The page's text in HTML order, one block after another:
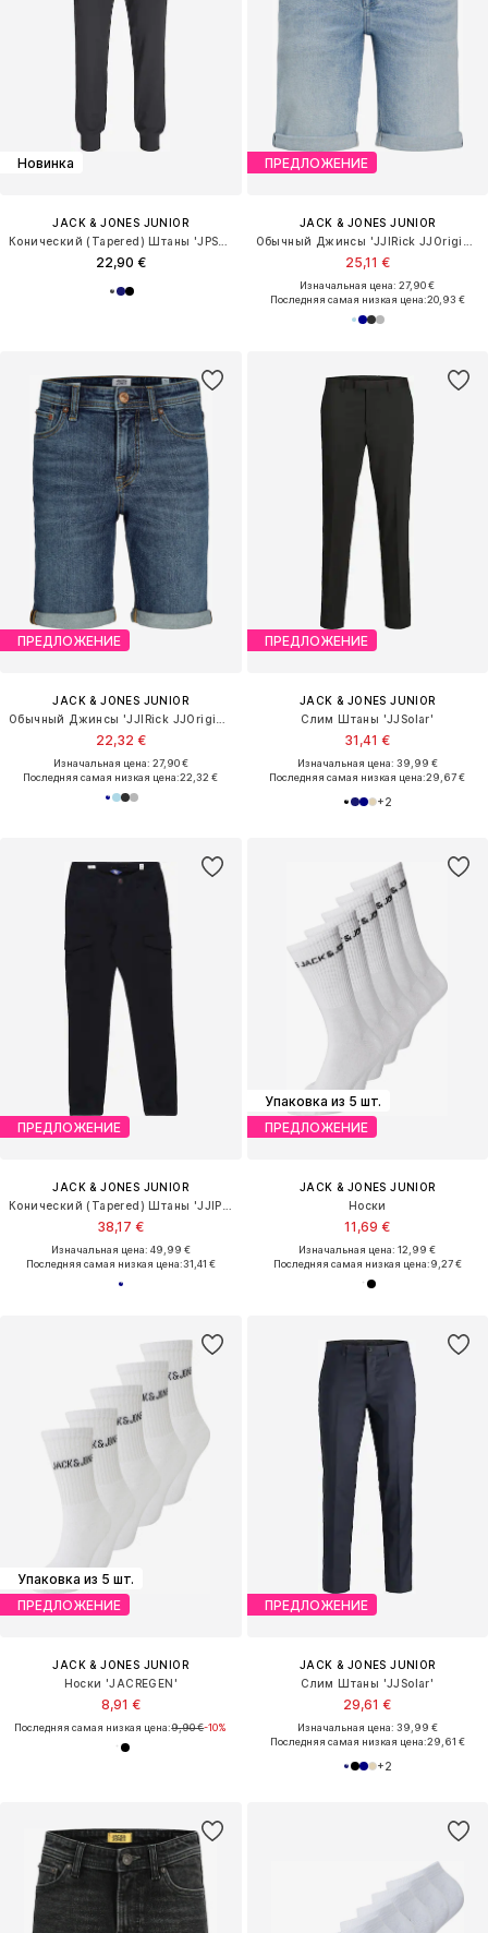
Новинка
JACK & JONES JUNIOR
22,90 €
ПРЕДЛОЖЕНИЕ
JACK & JONES JUNIOR
25,11 €
Изначальная цена: 27,90 €
Последняя самая низкая цена:20,93 €
ПРЕДЛОЖЕНИЕ
JACK & JONES JUNIOR
22,32 €
Изначальная цена: 27,90 €
Последняя самая низкая цена:22,32 €
ПРЕДЛОЖЕНИЕ
JACK & JONES JUNIOR
Слим Штаны 'JJSolar'
31,41 €
Изначальная цена: 39,99 €
Последняя самая низкая цена:29,67 €
+2
ПРЕДЛОЖЕНИЕ
JACK & JONES JUNIOR
38,17 €
Изначальная цена: 49,99 €
Последняя самая низкая цена:31,41 €
Упаковка из 5 шт.
ПРЕДЛОЖЕНИЕ
JACK & JONES JUNIOR
Носки
11,69 €
Изначальная цена: 12,99 €
Последняя самая низкая цена:9,27 €
Упаковка из 5 шт.
ПРЕДЛОЖЕНИЕ
JACK & JONES JUNIOR
Носки 'JACREGEN'
8,91 €
Последняя самая низкая цена:9,90 €-10%
ПРЕДЛОЖЕНИЕ
JACK & JONES JUNIOR
Слим Штаны 'JJSolar'
29,61 €
Изначальная цена: 39,99 €
Последняя самая низкая цена:29,61 €
+2